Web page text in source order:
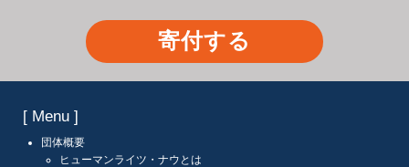
寄付する
[ Menu ]
団体概要
ヒューマンライツ・ナウとは